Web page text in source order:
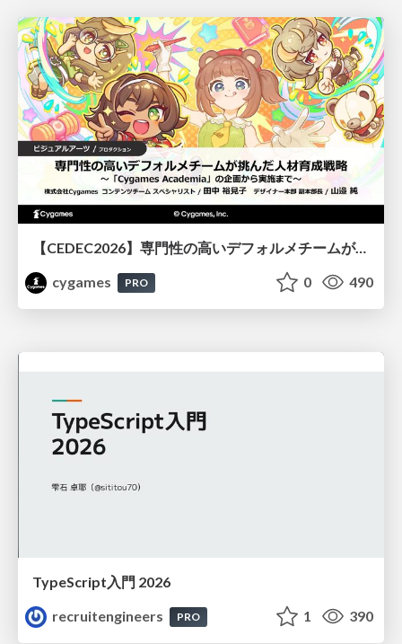
【CEDEC2026】専門性の高いデフォルメチームが挑んだ人材育成戦略 〜Cygames Academiaの企画から実施まで〜
cygames
PRO 0 490
TypeScript入門 2026
recruitengineers
PRO 1 390